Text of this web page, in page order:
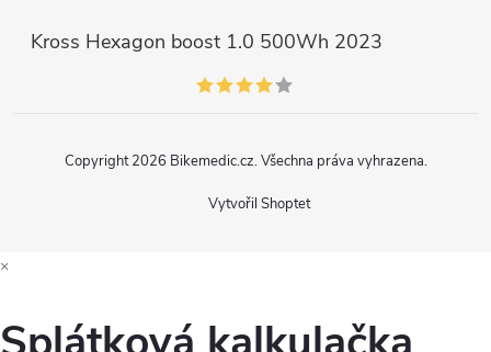
Kross Hexagon boost 1.0 500Wh 2023
Vytvořil Shoptet
Copyright 2026 Bikemedic.cz. Všechna práva vyhrazena.
×